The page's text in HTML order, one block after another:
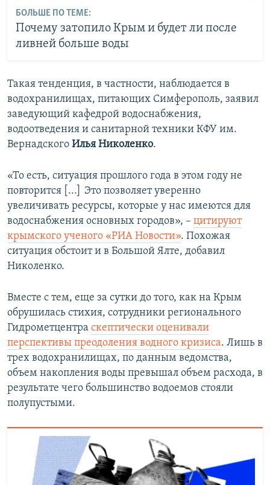
БОЛЬШЕ ПО ТЕМЕ:
Почему затопило Крым и будет ли после
ливней больше воды
Такая тенденция, в частности, наблюдается в
водохранилищах, питающих Симферополь, заявил
заведующий кафедрой водоснабжения,
водоотведения и санитарной техники КФУ им.
Вернадского Илья Николенко.
«То есть, ситуация прошлого года в этом году не
повторится [...] Это позволяет уверенно
увеличивать ресурсы, которые у нас имеются для
водоснабжения основных городов», – цитируют
крымского ученого «РИА Новости». Похожая
ситуация обстоит и в Большой Ялте, добавил
Николенко.
Вместе с тем, еще за сутки до того, как на Крым
обрушилась стихия, сотрудники регионального
Гидрометцентра скептически оценивали
перспективы преодоления водного кризиса. Лишь в
трех водохранилищах, по данным ведомства,
объем накопления воды превышал объем расхода, в
результате чего большинство водоемов стояли
полупустыми.